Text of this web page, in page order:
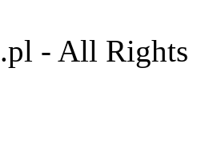
- All Rights